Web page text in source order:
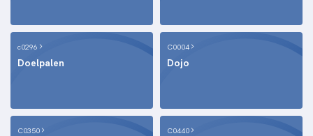
c0296
Doelpalen
C0004
Dojo
C0350 C0440